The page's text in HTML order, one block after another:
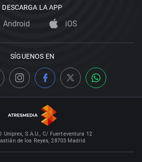
DESCARGA LA APP
Android iOS
SÍGUENOS EN
Uniprex, S.A.U., C/ Fuerteventura 12
de los Reyes, 28703 Madrid